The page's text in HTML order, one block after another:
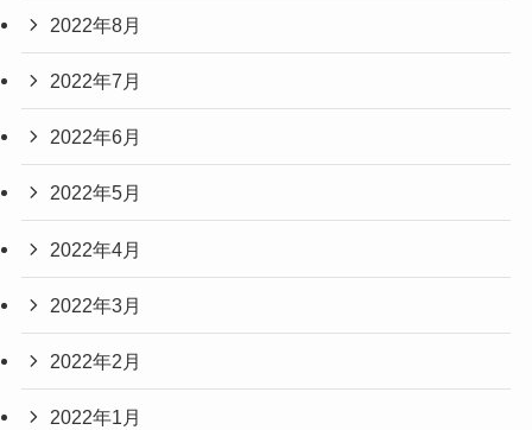
2022年8月
2022年7月
2022年6月
2022年5月
2022年4月
2022年3月
2022年2月
2022年1月